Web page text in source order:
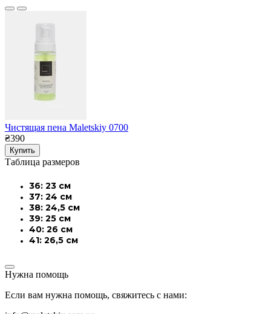
Чистящая пена Maletskiy 0700
₴390
Купить
Таблица размеров
36: 23 см
37: 24 см
38: 24,5 см
39: 25 см
40: 26 см
41: 26,5 см
Нужна помощь
Если вам нужна помощь, свяжитесь с нами: